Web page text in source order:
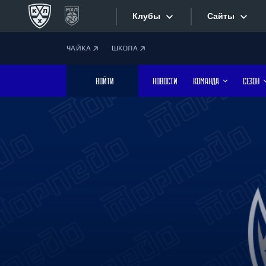
Клубы
Дивизион Боброва
Лада
Сайты
Фотобанк
ЧАЙКА ШКОЛА
ВОЙТИ НОВОСТИ КОМАНДА СЕЗОН